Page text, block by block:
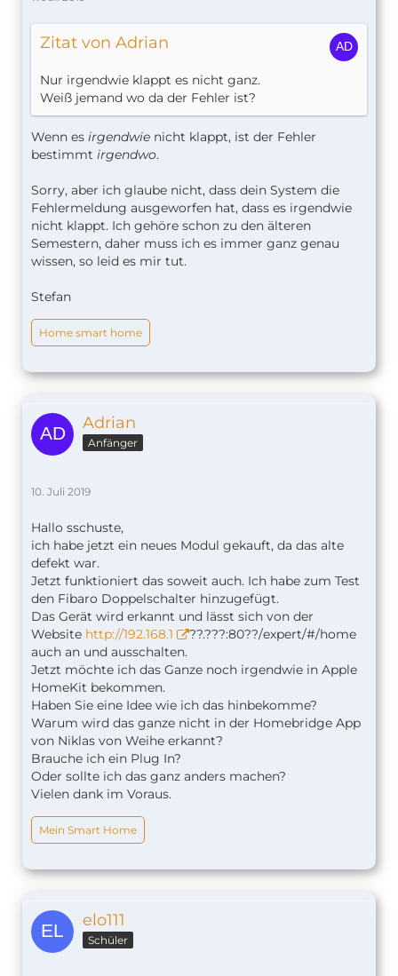
Zitat von Adrian
Nur irgendwie klappt es nicht ganz.
Weiß jemand wo da der Fehler ist?
Wenn es irgendwie nicht klappt, ist der Fehler
bestimmt irgendwo.
Sorry, aber ich glaube nicht, dass dein System die
Fehlermeldung ausgeworfen hat, dass es irgendwie
nicht klappt. Ich gehöre schon zu den älteren
Semestern, daher muss ich es immer ganz genau
wissen, so leid es mir tut.
Stefan
Home smart home
Adrian
Anfänger
10. Juli 2019
Hallo sschuste,
ich habe jetzt ein neues Modul gekauft, da das alte
defekt war.
Jetzt funktioniert das soweit auch. Ich habe zum Test
den Fibaro Doppelschalter hinzugefügt.
Das Gerät wird erkannt und lässt sich von der
Website http://192.168.1
??.???:80??/expert/#/home
auch an und ausschalten.
Jetzt möchte ich das Ganze noch irgendwie in Apple
HomeKit bekommen.
Haben Sie eine Idee wie ich das hinbekomme?
Warum wird das ganze nicht in der Homebridge App
von Niklas von Weihe erkannt?
Brauche ich ein Plug In?
Oder sollte ich das ganz anders machen?
Vielen dank im Voraus.
Mein Smart Home
elo111
Schüler